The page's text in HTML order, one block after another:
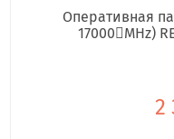
Оперативная
17000񢋕MHz)
2